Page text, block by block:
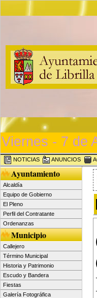
Viernes - 7 de
NOTICIAS ANUNCIOS
Ayuntamiento
Alcaldía
Equipo de Gobierno
El Pleno
Perfil del Contratante
Ordenanzas
Municipio
Callejero
Término Municipal
Historia y Patrimonio
Escudo y Bandera
Fiestas
Galería Fotográfica